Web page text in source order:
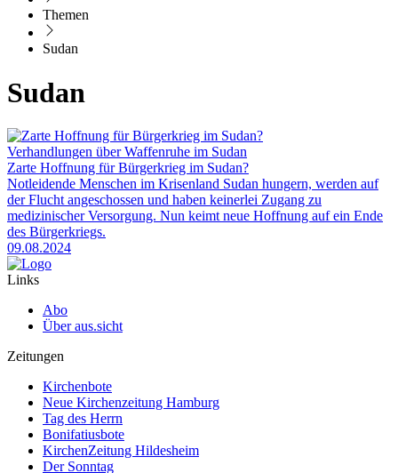
Themen
Sudan
Sudan
Verhandlungen über Waffenruhe im Sudan
Zarte Hoffnung für Bürgerkrieg im Sudan?
Notleidende Menschen im Krisenland Sudan hungern, werden auf
der Flucht angeschossen und haben keinerlei Zugang zu
medizinischer Versorgung. Nun keimt neue Hoffnung auf ein Ende
des Bürgerkriegs.
09.08.2024
Links
Abo
Über aus.sicht
Zeitungen
Kirchenbote
Neue Kirchenzeitung Hamburg
Tag des Herrn
Bonifatiusbote
KirchenZeitung Hildesheim
Der Sonntag